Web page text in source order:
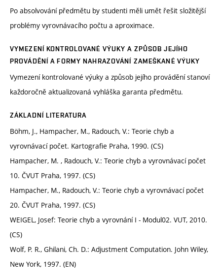
Po absolvování předmětu by studenti měli umět řešit složitější
problémy vyrovnávacího počtu a aproximace.
VYMEZENÍ KONTROLOVANÉ VÝUKY A ZPŮSOB JEJÍHO
PROVÁDĚNÍ A FORMY NAHRAZOVÁNÍ ZAMEŠKANÉ VÝUKY
Vymezení kontrolované výuky a způsob jejího provádění stanoví
každoročně aktualizovaná vyhláška garanta předmětu.
ZÁKLADNÍ LITERATURA
Böhm, J., Hampacher, M., Radouch, V.: Teorie chyb a
vyrovnávací počet. Kartografie Praha, 1990. (CS)
Hampacher, M. , Radouch, V.: Teorie chyb a vyrovnávací počet
10. ČVUT Praha, 1997. (CS)
Hampacher, M., Radouch, V.: Teorie chyb a vyrovnávací počet
20. ČVUT Praha, 1997. (CS)
WEIGEL, Josef: Teorie chyb a vyrovnání I - Modul02. VUT, 2010.
(CS)
Wolf, P. R., Ghilani, Ch. D.: Adjustment Computation. John Wiley,
New York, 1997. (EN)